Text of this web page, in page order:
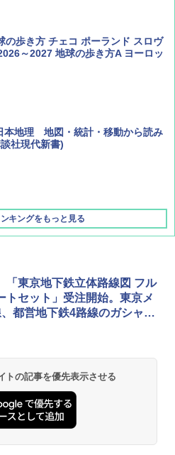
特集 星野道夫 夢見る旅
（エアライン）2026年9月号【特
イング110周年を祝して！
の歩き方 チェコ ポーランド スロヴ
～2027 地球の歩き方A ヨーロッ
本地理 地図・統計・移動から読み
社現代新書)
キングをもっと見る
ーズコレクション 山善] ポップアッ
傘みたいに広げて畳める パッとサ
シェード キューブ フルクローズ メ
単設置 ワンタッチテント キャンプ
(パイクスピーク) 着替えテン
バシー テント 【中が透けない】 1
たたみ 防災グッズ 災害用トイレ ビ
ニック ポップアップテント 携帯 簡
パラソル 大型 ビーチ アウトドアパ
ーデン サイトシート付 折りたたみ
ット 4段階高さ調整 軽量 収納袋付
ステンレス保冷剤 2個セット 2
ーアル 急速冷凍 空間倍増 衛生的
ト 保冷力長持ち
「東京地下鉄立体路線図 フル
トセット」受注開始。東京メ
、都営地下鉄4路線のガシャポ
トの記事を優先表示させる